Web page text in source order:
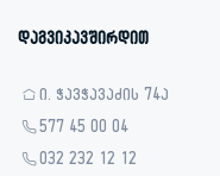
დაგვიკავშირდით
ი. ჭავჭავაძის 74ა
577 45 00 04
032 232 12 12